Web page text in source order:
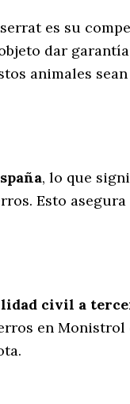
es su
dar
animales sean
, lo que
. Esto
civil a
en